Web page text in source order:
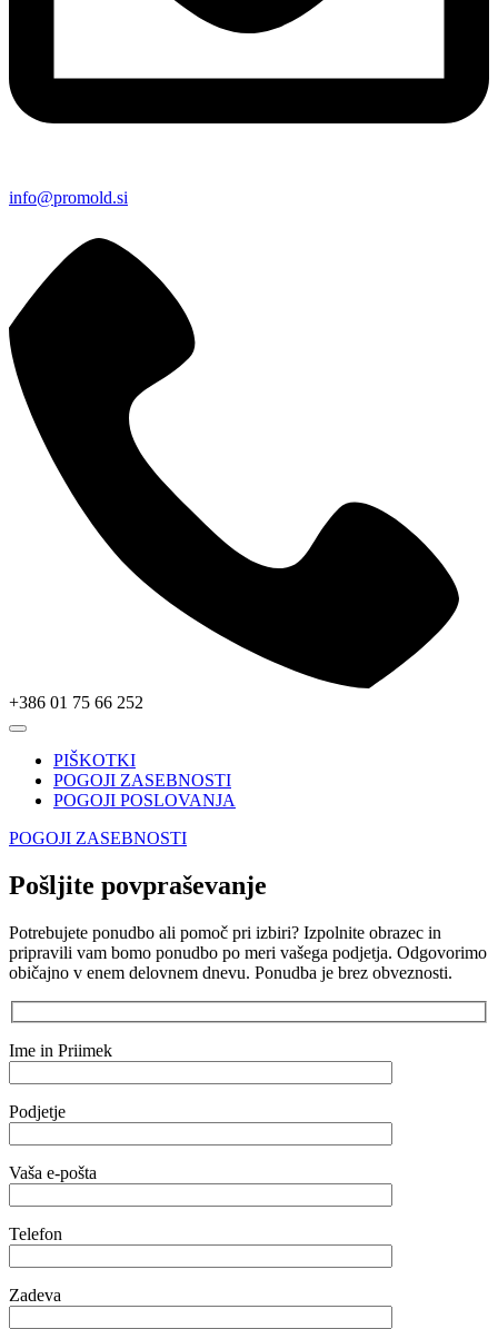
info@promold.si
+386 01 75 66 252
PIŠKOTKI
POGOJI ZASEBNOSTI
POGOJI POSLOVANJA
POGOJI ZASEBNOSTI
Pošljite povpraševanje
Potrebujete ponudbo ali pomoč pri izbiri? Izpolnite obrazec in
pripravili vam bomo ponudbo po meri vašega podjetja. Odgovorimo
običajno v enem delovnem dnevu. Ponudba je brez obveznosti.
Ime in Priimek
Podjetje
Vaša e-pošta
Telefon
Zadeva